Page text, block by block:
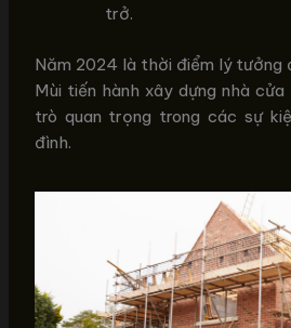
trở.
Năm 2024 là thời điểm lý tưởng
Mùi tiến hành xây dựng nhà
trò quan trọng trong các sự
đình.